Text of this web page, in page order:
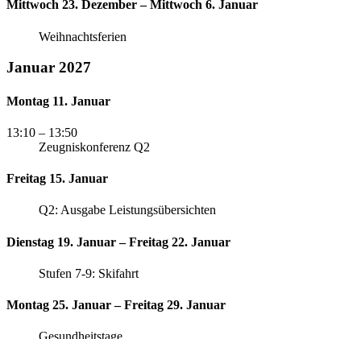
Mittwoch 23. Dezember – Mittwoch 6. Januar
Weihnachtsferien
Januar 2027
Montag 11. Januar
13:10 – 13:50
Zeugniskonferenz Q2
Freitag 15. Januar
Q2: Ausgabe Leistungsübersichten
Dienstag 19. Januar – Freitag 22. Januar
Stufen 7-9: Skifahrt
Montag 25. Januar – Freitag 29. Januar